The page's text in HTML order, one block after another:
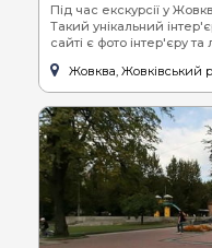
Під час екскурсії у
Такий унікальний
сайті є фото інтер'єру та
Жовква, Жовківський